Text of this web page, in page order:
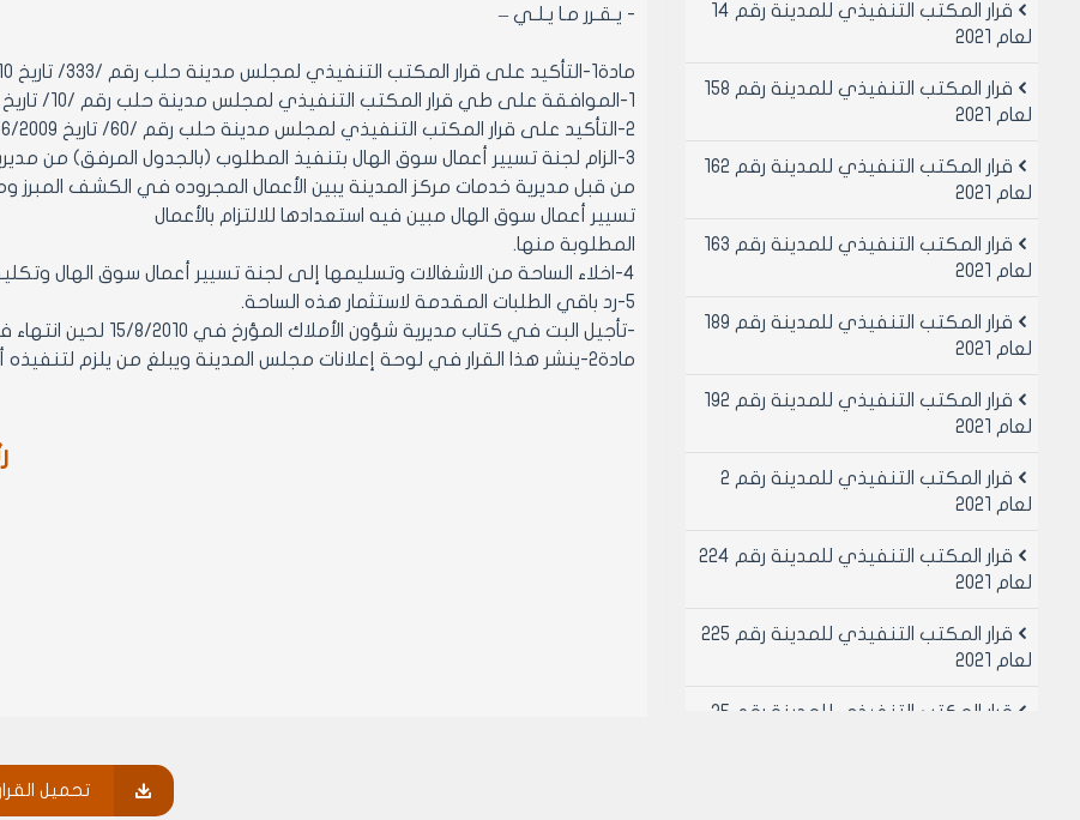
- يـقـرر مـا يـلـي –
مادة1-التأكيد على قرار المكتب التنفيذي لمجلس مدينة حلب رقم /333/ تاريخ 11/5/2010 المتضمن :
1-الموافقة على طي قرار المكتب التنفيذي لمجلس مدينة حلب رقم /10/ تاريخ 7/1/2010
2-التأكيد على قرار المكتب التنفيذي لمجلس مدينة حلب رقم /60/ تاريخ 24/6/2009
3-الزام لجنة تسيير أعمال سوق الهال بتنفيذ المطلوب (بالجدول المرفق)
من قبل مديرية خدمات مركز المدينة يبين الأعمال المجروده في الكشف المبرز
تسيير أعمال سوق الهال مبين فيه استعدادها للالتزام بالأعمال
المطلوبة منها.
4-اخلاء الساحة من الاشغالات وتسليمها إلى لجنة تسيير أعمال سوق الهال وتكليف مديرية خدمات مركز المدينة بذلك.
5-رد باقي الطلبات المقدمة لاستثمار هذه الساحة.
-تأجيل البت في كتاب مديرية شؤون الأملاك المؤرخ في 15/8/2010 لحين انتهاء فترة استثماؤر الساحة الغربية بتاريخ 31/12/2010 .
مادة2-ينشر هذا القرار في لوحة إعلانات مجلس المدينة ويبلغ من يلزم لتنفيذه أصولاً.
تحميل القرار
قرار المكتب التنفيذي للمدينة رقم 14
لعام 2021
قرار المكتب التنفيذي للمدينة رقم 158
لعام 2021
قرار المكتب التنفيذي للمدينة رقم 162
لعام 2021
قرار المكتب التنفيذي للمدينة رقم 163
لعام 2021
قرار المكتب التنفيذي للمدينة رقم 189
لعام 2021
قرار المكتب التنفيذي للمدينة رقم 192
لعام 2021
قرار المكتب التنفيذي للمدينة رقم 2
لعام 2021
قرار المكتب التنفيذي للمدينة رقم 224
لعام 2021
قرار المكتب التنفيذي للمدينة رقم 225
لعام 2021
قرار المكتب التنفيذي للمدينة رقم 25